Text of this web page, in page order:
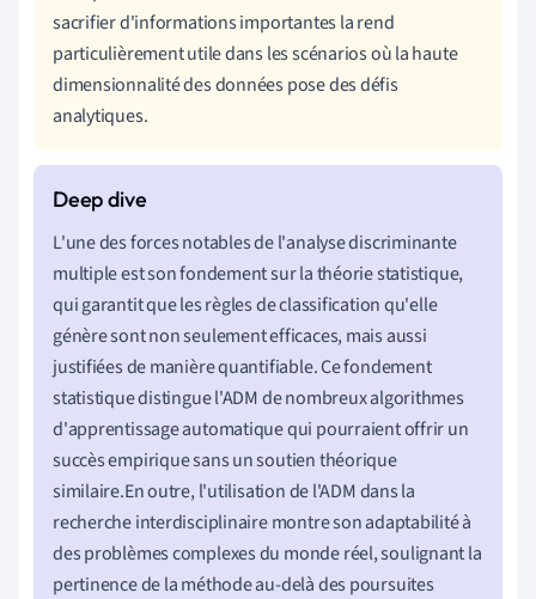
sacrifier d'informations importantes la rend
particulièrement utile dans les scénarios où la haute
dimensionnalité des données pose des défis
analytiques.
L'une des forces notables de l'analyse discriminante
multiple est son fondement sur la théorie statistique,
qui garantit que les règles de classification qu'elle
génère sont non seulement efficaces, mais aussi
justifiées de manière quantifiable. Ce fondement
statistique distingue l'ADM de nombreux algorithmes
d'apprentissage automatique qui pourraient offrir un
succès empirique sans un soutien théorique
similaire.En outre, l'utilisation de l'ADM dans la
recherche interdisciplinaire montre son adaptabilité à
des problèmes complexes du monde réel, soulignant la
pertinence de la méthode au-delà des poursuites